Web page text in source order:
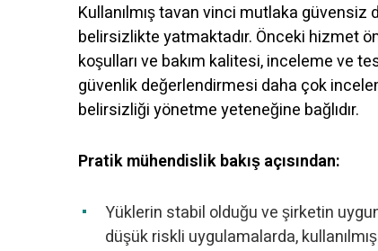
Kullanılmış tavan vinci mutlaka güvensiz
belirsizlikte yatmaktadır. Önceki hizmet
koşulları ve bakım kalitesi, inceleme ve
güvenlik değerlendirmesi daha çok
belirsizliği yönetme yeteneğine bağlıdır.
Pratik mühendislik bakış açısından:
Yüklerin stabil olduğu ve şirketin
düşük riskli uygulamalarda,